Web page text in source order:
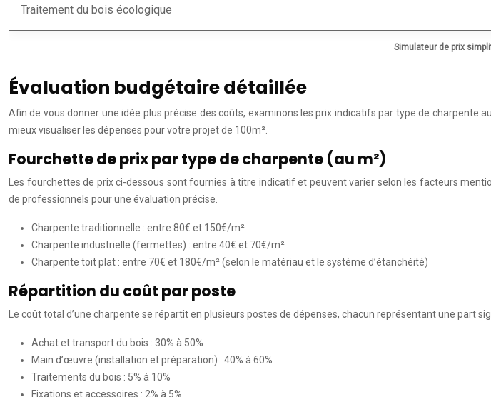
Simulateur de prix
Traitement du bois écologique
Évaluation budgétaire détaillée
Afin de vous donner une idée plus précise des coûts, examinons les prix indicatifs par type de charpente
mieux visualiser les dépenses pour votre projet de 100m².
Fourchette de prix par type de charpente (au m²)
Les fourchettes de prix ci-dessous sont fournies à titre indicatif et peuvent varier selon les facteurs
de professionnels pour une évaluation précise.
Charpente traditionnelle : entre 80€ et 150€/m²
Charpente industrielle (fermettes) : entre 40€ et 70€/m²
Charpente toit plat : entre 70€ et 180€/m² (selon le matériau et le système d’étanchéité)
Répartition du coût par poste
Le coût total d’une charpente se répartit en plusieurs postes de dépenses, chacun représentant une part
Achat et transport du bois : 30% à 50%
Main d’œuvre (installation et préparation) : 40% à 60%
Traitements du bois : 5% à 10%
Fixations et accessoires : 2% à 5%